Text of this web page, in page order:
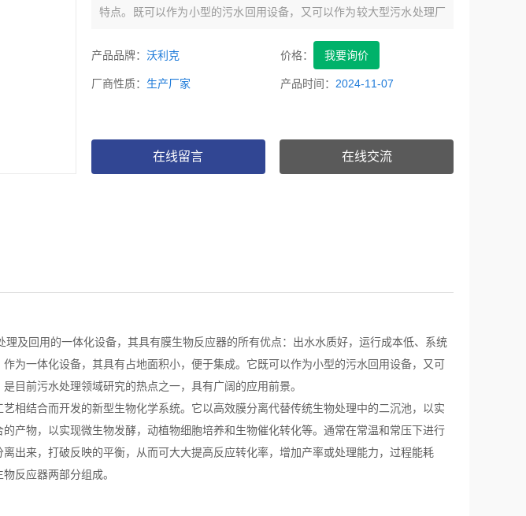
特点。既可以作为小型的污水回用设备，又可以作为较大型污水处理厂
阔的应用前景
产品品牌： 沃利克 价格： 我要询价
厂商性质： 生产厂家 产品时间： 2024-11-07
在线留言 在线交流
及回用的一体化设备，其具有膜生物反应器的所有优点：出水水质好，运行成本低、系统
为一体化设备，其具有占地面积小，便于集成。它既可以作为小型的污水回用设备，又可
目前污水处理领域研究的热点之一，具有广阔的应用前景。
相结合而开发的新型生物化学系统。它以高效膜分离代替传统生物处理中的二沉池，以实
产物，以实现微生物发酵，动植物细胞培养和生物催化转化等。通常在常温和常压下进行
出来，打破反映的平衡，从而可大大提高反应转化率，增加产率或处理能力，过程能耗
反应器两部分组成。